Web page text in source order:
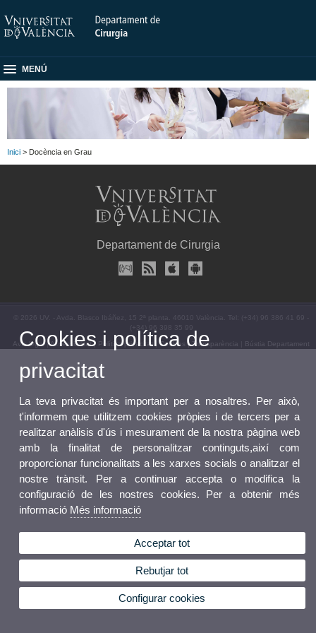
MENÚ
Inici > Docència en Grau
Departament de Cirurgia
© 2026 UV. - Avda. Blasco Ibáñez, 15 2ª planta. 46010 València. Tel: (+34) 96 386 41 69 -
(+34) 96 398 35 99
Avís legal|Accessibilitat| Política privacitat |Cookies |Transparència Bústia Departament
Cookies i política de
privacitat
La teva privacitat és important per a nosaltres. Per això,
t'informem que utilitzem cookies pròpies i de tercers per a
realitzar anàlisis d'ús i mesurament de la nostra pàgina web
amb la finalitat de personalitzar continguts,així com
proporcionar funcionalitats a les xarxes socials o analitzar el
nostre trànsit. Per a continuar accepta o modifica la
configuració de les nostres cookies. Per a obtenir més
informació Més informació
Acceptar tot
Rebutjar tot
Configurar cookies